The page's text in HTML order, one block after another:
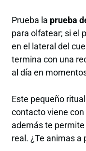
Prueba la prueba
para olfatear; si el
en el lateral del
termina con una
al día en
Este pequeño
contacto viene
además te
real. ¿Te animas a